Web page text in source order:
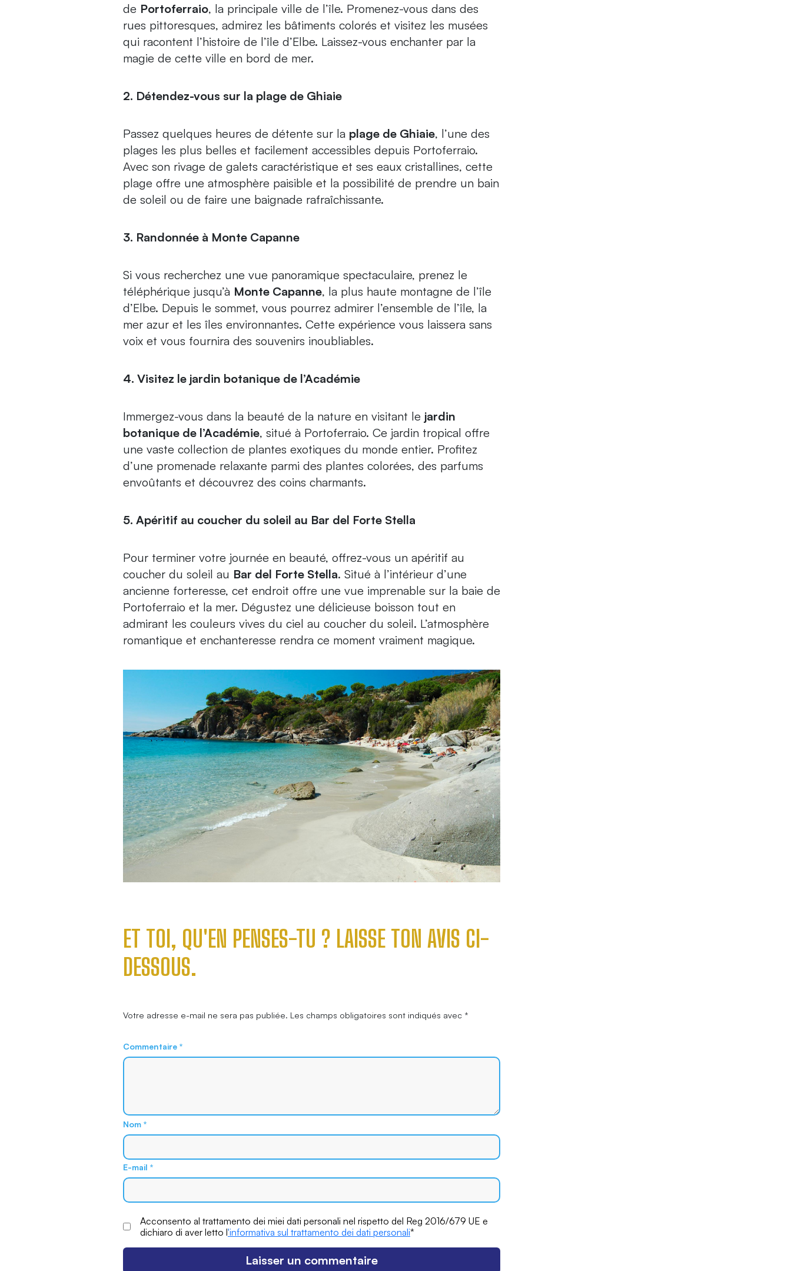
de Portoferraio, la principale ville de l’île. Promenez-vous dans des
rues pittoresques, admirez les bâtiments colorés et visitez les musées
qui racontent l’histoire de l’île d’Elbe. Laissez-vous enchanter par la
magie de cette ville en bord de mer.
2. Détendez-vous sur la plage de Ghiaie
Passez quelques heures de détente sur la plage de Ghiaie, l’une des
plages les plus belles et facilement accessibles depuis Portoferraio.
Avec son rivage de galets caractéristique et ses eaux cristallines, cette
plage offre une atmosphère paisible et la possibilité de prendre un bain
de soleil ou de faire une baignade rafraîchissante.
3. Randonnée à Monte Capanne
Si vous recherchez une vue panoramique spectaculaire, prenez le
téléphérique jusqu’à Monte Capanne, la plus haute montagne de l’île
d’Elbe. Depuis le sommet, vous pourrez admirer l’ensemble de l’île, la
mer azur et les îles environnantes. Cette expérience vous laissera sans
voix et vous fournira des souvenirs inoubliables.
4. Visitez le jardin botanique de l’Académie
Immergez-vous dans la beauté de la nature en visitant le jardin
botanique de l’Académie, situé à Portoferraio. Ce jardin tropical offre
une vaste collection de plantes exotiques du monde entier. Profitez
d’une promenade relaxante parmi des plantes colorées, des parfums
envoûtants et découvrez des coins charmants.
5. Apéritif au coucher du soleil au Bar del Forte Stella
Pour terminer votre journée en beauté, offrez-vous un apéritif au
coucher du soleil au Bar del Forte Stella. Situé à l’intérieur d’une
ancienne forteresse, cet endroit offre une vue imprenable sur la baie de
Portoferraio et la mer. Dégustez une délicieuse boisson tout en
admirant les couleurs vives du ciel au coucher du soleil. L’atmosphère
romantique et enchanteresse rendra ce moment vraiment magique.
ET TOI, QU'EN PENSES-TU ? LAISSE TON AVIS CI-
DESSOUS.
Votre adresse e-mail ne sera pas publiée. Les champs obligatoires sont indiqués avec *
Commentaire *
Nom *
E-mail *
Acconsento al trattamento dei miei dati personali nel rispetto del Reg 2016/679 UE e
dichiaro di aver letto l'informativa sul trattamento dei dati personali*